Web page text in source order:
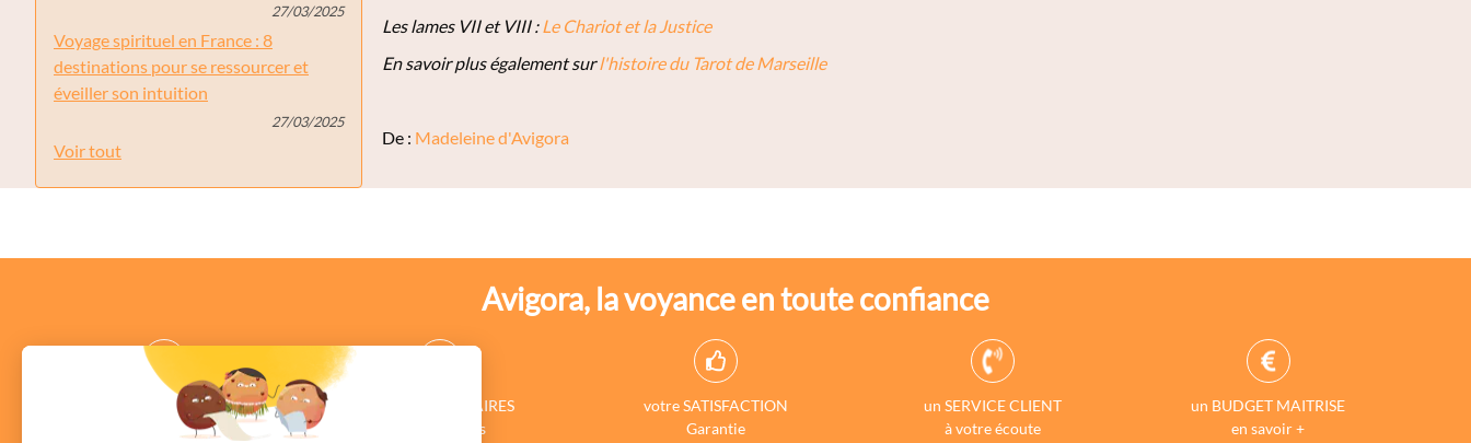
27/03/2025
Voyage spirituel en France : 8
destinations pour se ressourcer et
éveiller son intuition
27/03/2025
Voir tout
Les lames VII et VIII :Le Chariot et la Justice
En savoir plus également surl'histoire du Tarot de Marseille
De : Madeleine d'Avigora
Avigora, la voyance en toute confiance
des CONSEILLERS
au profil vérifié
des COMMENTAIRES
Authentiques
votre SATISFACTION
Garantie
un SERVICE CLIENT
à votre écoute
un BUDGET MAITRISE
en savoir +